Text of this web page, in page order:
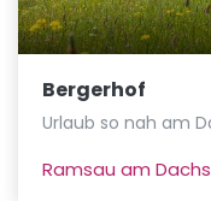
Bergerhof
Urlaub so nah am
Ramsau am